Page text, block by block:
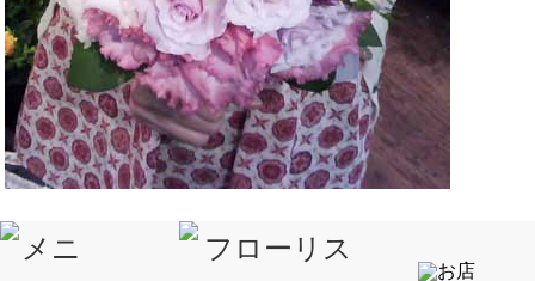
ひさみちゃん。カラーをつかって。ギフト用アレンジ。